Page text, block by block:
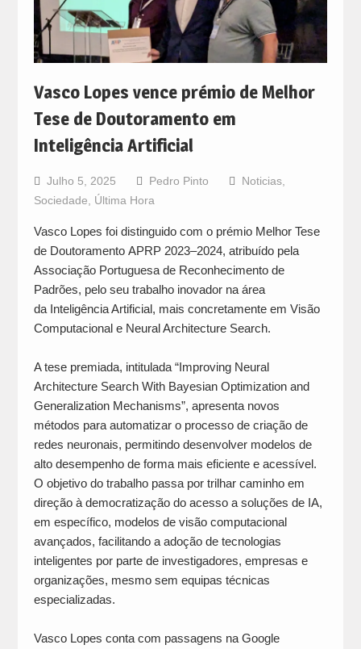
Vasco Lopes vence prémio de Melhor
Tese de Doutoramento em
Inteligência Artificial
Julho 5, 2025 Pedro Pinto Noticias,
Sociedade
Última Hora
Vasco Lopes foi distinguido com o prémio Melhor Tese
de Doutoramento APRP 2023–2024, atribuído pela
Associação Portuguesa de Reconhecimento de
Padrões, pelo seu trabalho inovador na área
da Inteligência Artificial, mais concretamente em Visão
Computacional e Neural Architecture Search.
A tese premiada, intitulada “Improving Neural
Architecture Search With Bayesian Optimization and
Generalization Mechanisms”, apresenta novos
métodos para automatizar o processo de criação de
redes neuronais, permitindo desenvolver modelos de
alto desempenho de forma mais eficiente e acessível.
O objetivo do trabalho passa por trilhar caminho em
direção à democratização do acesso a soluções de IA,
em específico, modelos de visão computacional
avançados, facilitando a adoção de tecnologias
inteligentes por parte de investigadores, empresas e
organizações, mesmo sem equipas técnicas
especializadas.
Vasco Lopes conta com passagens na Google